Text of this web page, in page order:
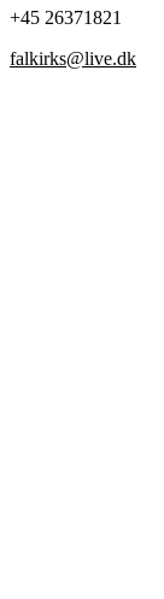
+45 26371821
falkirks@live.dk